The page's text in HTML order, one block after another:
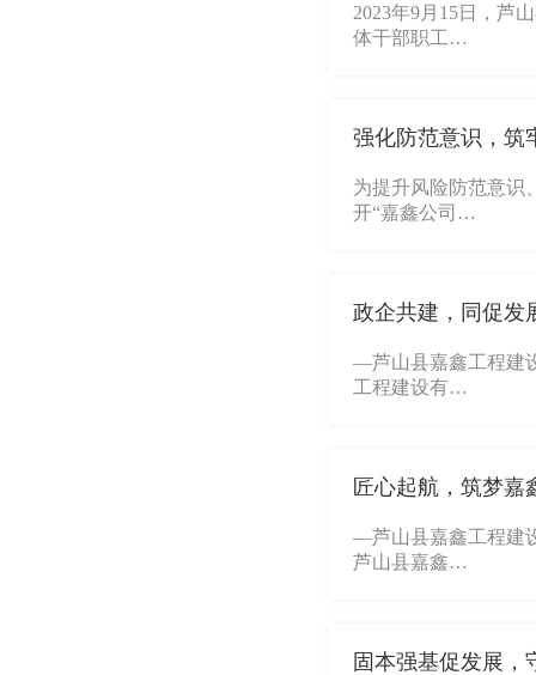
2023年9月15日，芦
体干部职工…
强化防范意识，筑
为提升风险防范意识
开“嘉鑫公司…
政企共建，同促发
—芦山县嘉鑫工程建
工程建设有…
匠心起航，筑梦嘉
—芦山县嘉鑫工程建
芦山县嘉鑫…
固本强基促发展，